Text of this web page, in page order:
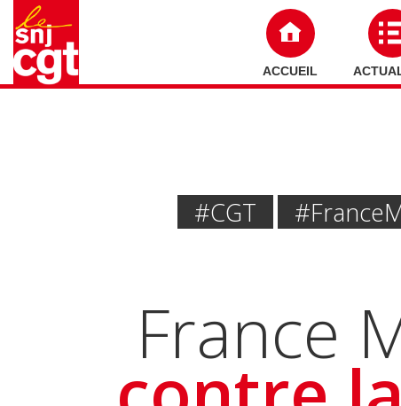
ACCUEIL
#CGT #France
France